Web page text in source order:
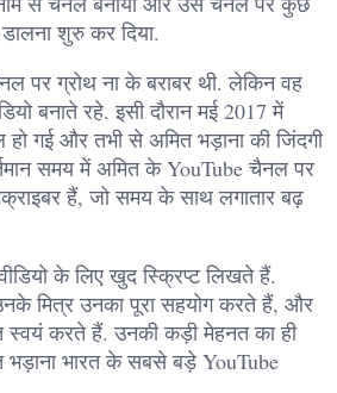
शुरु कर दिया.
पर ग्रोथ ना के बराबर थी. लेकिन वह
बनाते रहे. इसी दौरान मई 2017 में
हो गई और तभी से अमित भड़ाना की जिंदगी
समय में अमित के YouTube चैनल पर
हैं, जो समय के साथ लगातार बढ़
के लिए खुद स्क्रिप्ट लिखते हैं.
मित्र उनका पूरा सहयोग करते हैं, और
स्वयं करते हैं. उनकी कड़ी मेहनत का ही
भारत के सबसे बड़े YouTube